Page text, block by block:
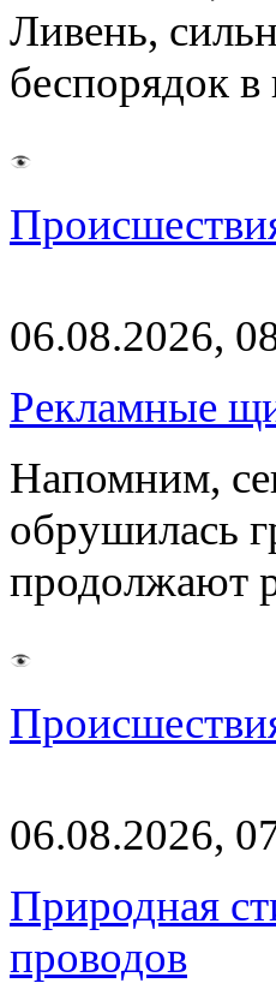
Ливень,
беспорядок
06.08.2026,
Рекламные
Напомним,
обрушилась
продолжают
06.08.2026,
Природная
проводов